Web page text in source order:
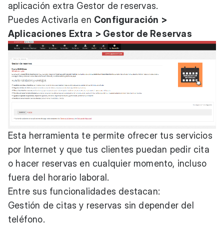
aplicación extra Gestor de reservas.
Puedes Activarla en Configuración >
Aplicaciones Extra > Gestor de Reservas
Esta herramienta te permite ofrecer tus servicios
por Internet y que tus clientes puedan pedir cita
o hacer reservas en cualquier momento, incluso
fuera del horario laboral.
Entre sus funcionalidades destacan:
Gestión de citas y reservas sin depender del
teléfono.